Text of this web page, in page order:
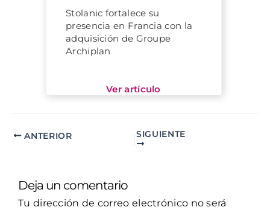
Stolanic fortalece su
presencia en Francia con la
adquisición de Groupe
Archiplan
ANTERIOR SIGUIENTE
Deja un comentario
Tu dirección de correo electrónico no será